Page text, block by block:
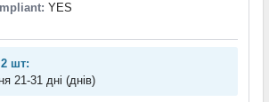
YES
шт:
21-31 дні (днів)